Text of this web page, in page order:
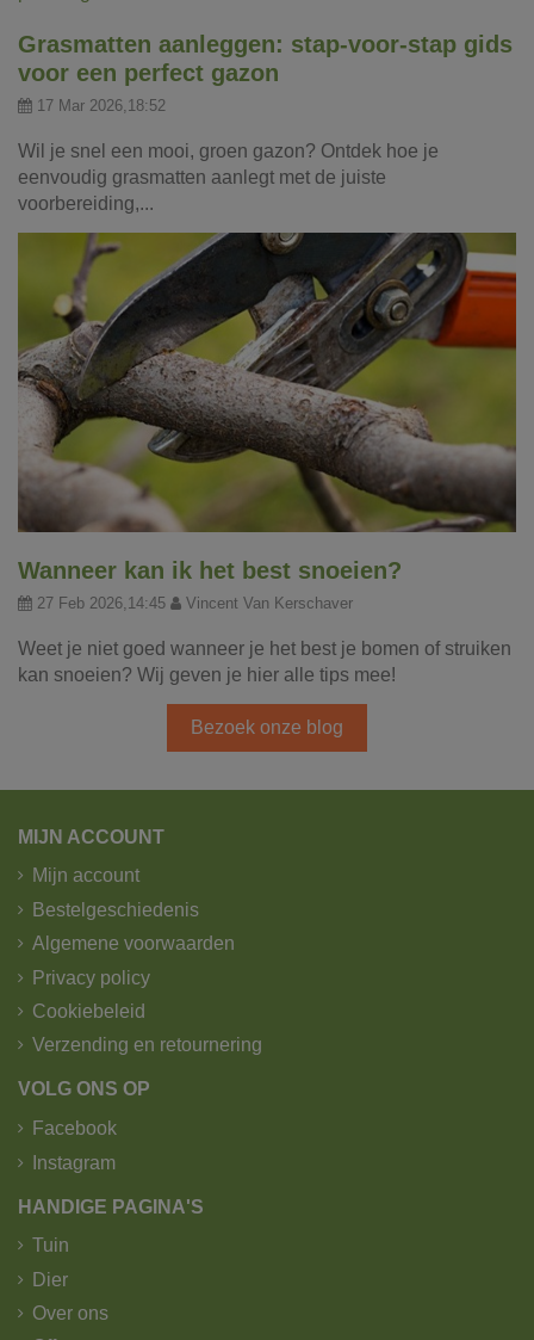
Grasmatten aanleggen: stap-voor-stap gids
voor een perfect gazon
17 Mar 2026,18:52
Wil je snel een mooi, groen gazon? Ontdek hoe je
eenvoudig grasmatten aanlegt met de juiste
voorbereiding,...
Wanneer kan ik het best snoeien?
27 Feb 2026,14:45 Vincent Van Kerschaver
Weet je niet goed wanneer je het best je bomen of struiken
kan snoeien? Wij geven je hier alle tips mee!
Bezoek onze blog
MIJN ACCOUNT
Mijn account
Bestelgeschiedenis
Algemene voorwaarden
Privacy policy
Cookiebeleid
Verzending en retournering
VOLG ONS OP
Facebook
Instagram
HANDIGE PAGINA'S
Tuin
Dier
Over ons